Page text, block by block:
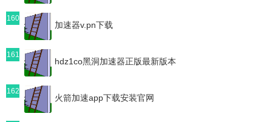
160
加速器v.pn下载
161
hdz1co黑洞加速器正版最新版本
162
火箭加速app下载安装官网